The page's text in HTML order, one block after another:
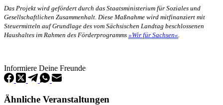
Das Projekt wird gefördert durch das Staatsministerium für Soziales und
Gesellschaftlichen Zusammenhalt. Diese Maßnahme wird mitfinanziert mit
Steuermitteln auf Grundlage des vom Sächsischen Landtag beschlossenen
Haushaltes im Rahmen des Förderprogramms »Wir für Sachsen«
Informiere Deine Freunde
Ähnliche Veranstaltungen